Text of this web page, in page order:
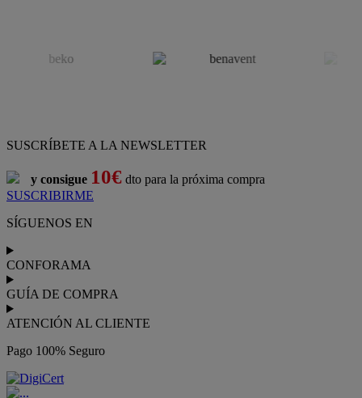
SUSCRÍBETE A LA NEWSLETTER
y consigue 10€ dto para la próxima compra
SUSCRIBIRME
SÍGUENOS EN
CONFORAMA
GUÍA DE COMPRA
ATENCIÓN AL CLIENTE
Pago 100% Seguro